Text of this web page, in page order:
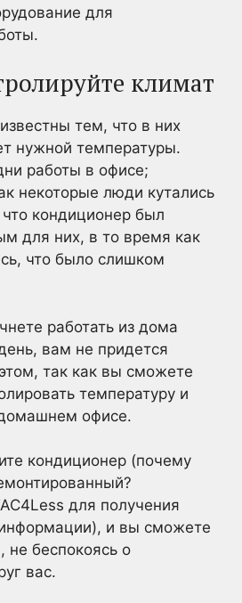
для
климат
тем, что в них
нужной температуры.
работы в офисе;
некоторые люди кутались
кондиционер был
для них, в то время как
что было слишком
работать из дома
вам не придется
так как вы сможете
температуру и
офисе.
кондиционер (почему
для получения
и вы сможете
не беспокоясь о
вас.